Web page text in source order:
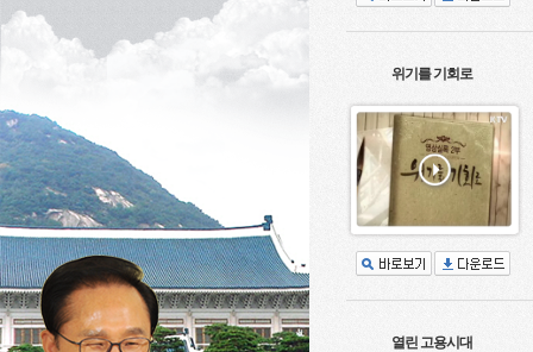
위기를 기회로
열린 고용시대